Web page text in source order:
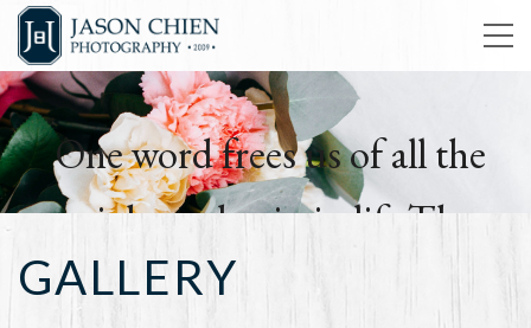
One word frees us of all the
weight and pain in life.That
word is love.
GALLERY